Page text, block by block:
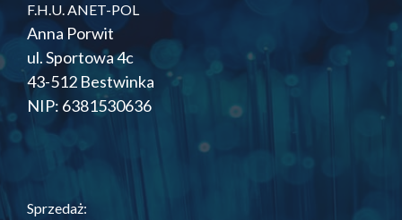
F.H.U. ANET-POL
Anna Porwit
ul. Sportowa 4c
43-512 Bestwinka
NIP: 6381530636
Sprzedaż: